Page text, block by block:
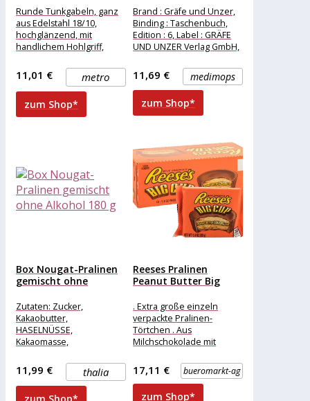
Runde Tunkgabeln, ganz
aus Edelstahl 18/10,
hochglänzend, mit
handlichem Hohlgriff,
hochqualitative
Ausführung
metro
11,01 €
zum Shop*
Brand : Gräfe und Unzer,
Binding : Taschenbuch,
Edition : 6, Label : GRÄFE
UND UNZER Verlag GmbH,
medimops
11,69 €
zum Shop*
Box Nougat-Pralinen
gemischt ohne
Zutaten: Zucker,
Kakaobutter,
HASELNÜSSE,
Kakaomasse,
Marzipan (MANDELN 52%,
Zucker, Feuchthaltemittel:
Invertase), Mandelnougat
thalia
11,99 €
Reeses Pralinen
Peanut Butter Big
. Extra große einzeln
verpackte Pralinen-
Törtchen . Aus
Milchschokolade mit
Merkmale: Verpackung:
einzeln verpackt,
Großpackung Eigenschaft:
bueromarkt-ag
17,11 €
zum Shop*